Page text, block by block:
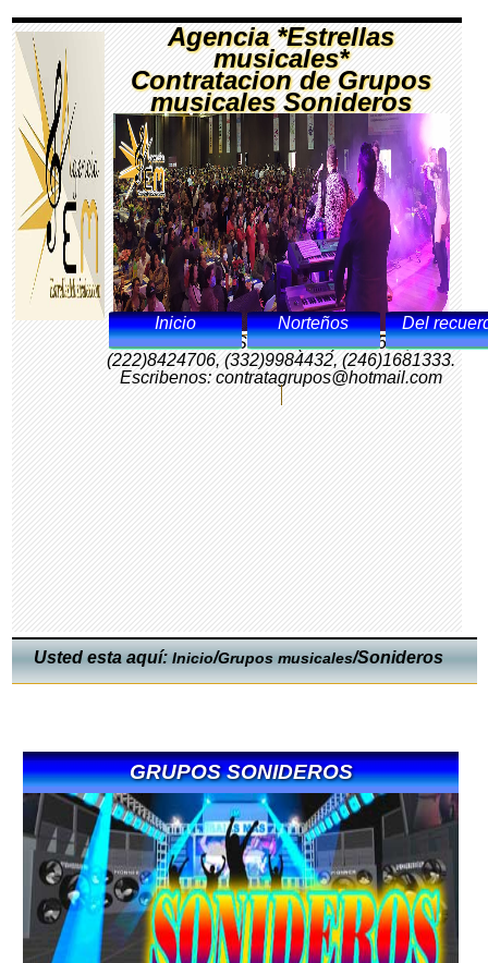
Agencia *Estrellas
musicales*
Contratacion de Grupos
musicales Sonideros
LLAMANOS: Tels. (556)7565537,
(222)8424706, (332)9984432, (246)1681333.
Escribenos: contratagrupos@hotmail.com
Inicio Norteños Del
Usted esta aquí:Inicio/Grupos musicales/Sonideros
GRUPOS SONIDEROS